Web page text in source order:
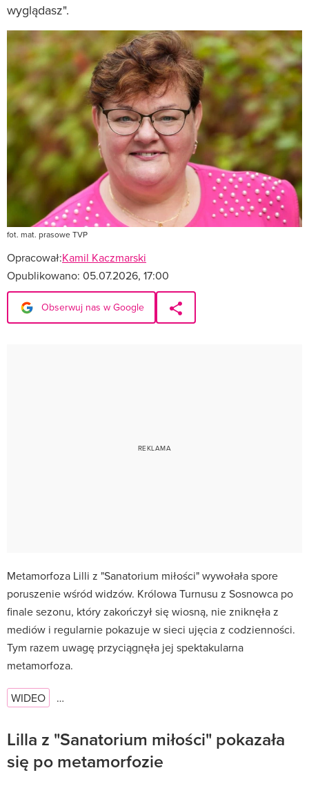
wyglądasz".
fot. mat. prasowe TVP
Opracował:Kamil Kaczmarski
Opublikowano: 05.07.2026, 17:00
Obserwuj nas w Google
Metamorfoza Lilli z "Sanatorium miłości" wywołała spore
poruszenie wśród widzów. Królowa Turnusu z Sosnowca po
finale sezonu, który zakończył się wiosną, nie zniknęła z
mediów i regularnie pokazuje w sieci ujęcia z codzienności.
Tym razem uwagę przyciągnęła jej spektakularna
metamorfoza.
WIDEO …
Lilla z "Sanatorium miłości" pokazała
się po metamorfozie